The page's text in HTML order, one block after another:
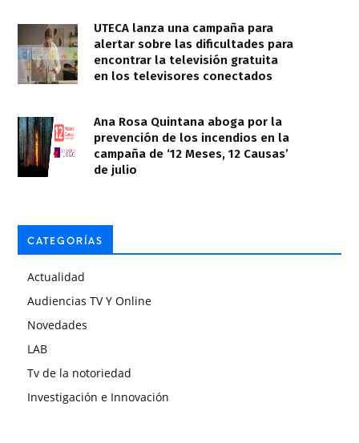
UTECA lanza una campaña para
alertar sobre las dificultades para
encontrar la televisión gratuita
en los televisores conectados
Ana Rosa Quintana aboga por la
prevención de los incendios en la
campaña de ‘12 Meses, 12 Causas’
de julio
CATEGORÍAS
Actualidad
Audiencias TV Y Online
Novedades
LAB
Tv de la notoriedad
Investigación e Innovación